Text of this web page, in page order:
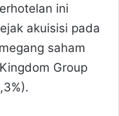
ini
akuisisi pada
saham
Group